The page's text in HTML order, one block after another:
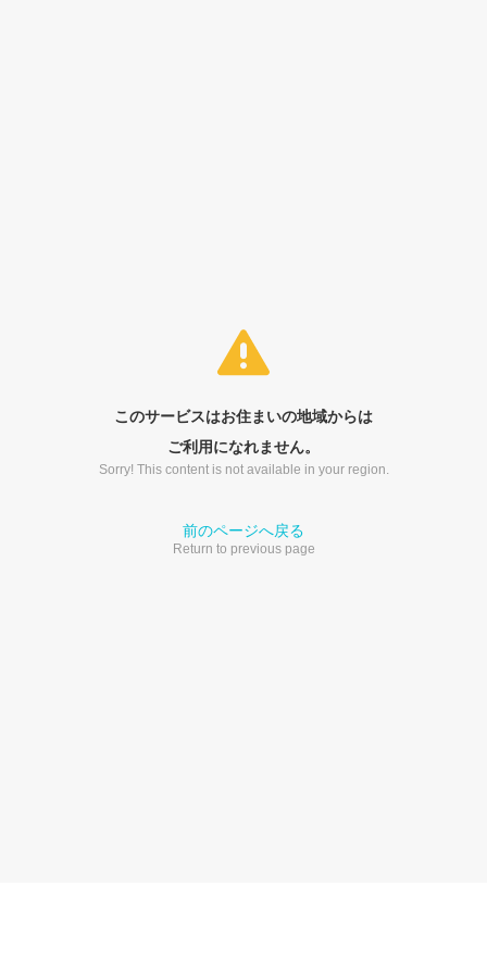
このサービスはお住まいの地域からは
ご利用になれません。
Sorry! This content is not available in your region.
前のページへ戻る
Return to previous page